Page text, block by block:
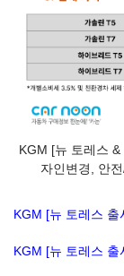
KGM [뉴 토레스
자인변경, 안
KGM [뉴 토레스
KGM [뉴 토레스